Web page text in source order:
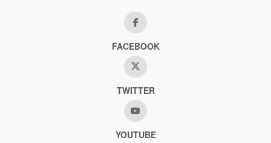
FACEBOOK
TWITTER
YOUTUBE